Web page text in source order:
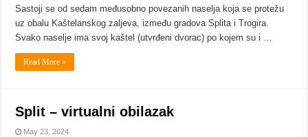
Sastoji se od sedam međusobno povezanih naselja koja se protežu
uz obalu Kaštelanskog zaljeva, između gradova Splita i Trogira.
Svako naselje ima svoj kaštel (utvrđeni dvorac) po kojem su i …
Read More »
Split – virtualni obilazak
May 23, 2024